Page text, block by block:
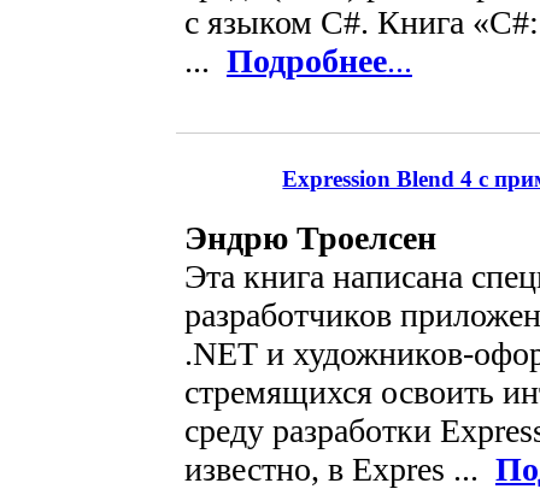
с языком C#. Книга
... Подробнее...
Expression Blend 4 с
Эндрю Троелсен
Эта книга написана
разработчиков
.NET и художников-
стремящихся освоить
среду разработки
известно, в Expres ...